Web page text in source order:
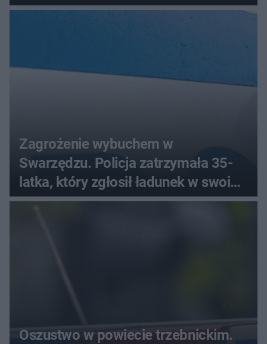
Zagrożenie wybuchem w
Swarzędzu. Policja zatrzymała 35-
latka, który zgłosił ładunek w swoim
aucie
Oszustwo w powiecie trzebnickim.